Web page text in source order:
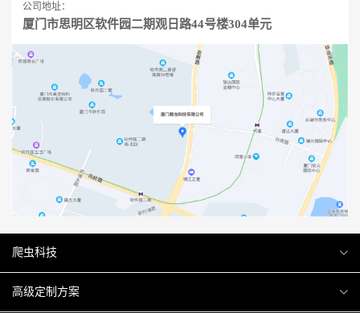
公司地址：
厦门市思明区软件园二期观日路44号楼304单元
爬虫科技
爬虫案例
高级定制方案